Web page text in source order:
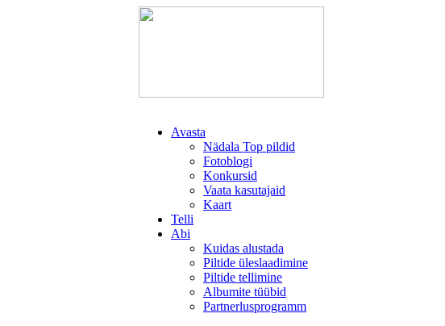
Avasta
Nädala Top pildid
Fotoblogi
Konkursid
Vaata kasutajaid
Kaart
Telli
Abi
Kuidas alustada
Piltide üleslaadimine
Piltide tellimine
Albumite tüübid
Partnerlusprogramm